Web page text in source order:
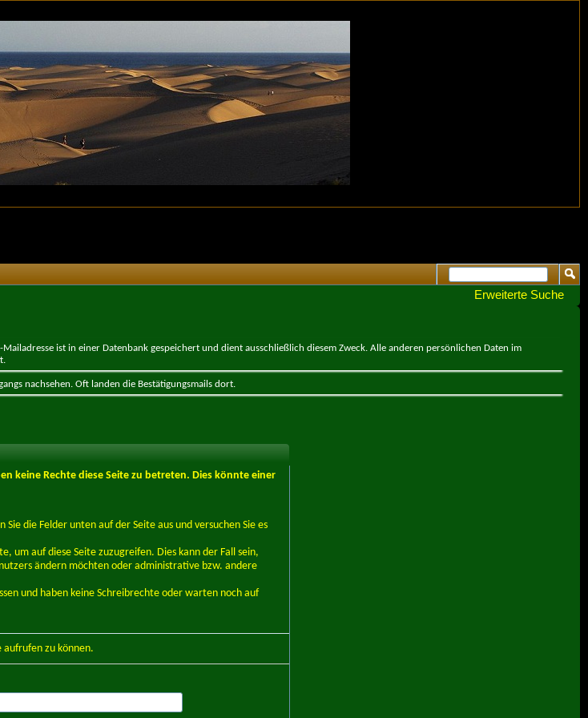
Erweiterte Suche
ist in einer Datenbank gespeichert und dient ausschließlich diesem Zweck. Alle anderen persönlichen Daten im
nachsehen. Oft landen die Bestätigungsmails dort.
keine Rechte diese Seite zu betreten. Dies könnte einer
die Felder unten auf der Seite aus und versuchen Sie es
um auf diese Seite zuzugreifen. Dies kann der Fall sein,
ändern möchten oder administrative bzw. andere
und haben keine Schreibrechte oder warten noch auf
aufrufen zu können.